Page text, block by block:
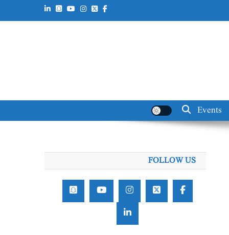
Events
FOLLOW US